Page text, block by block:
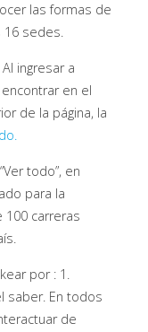
las formas de
16 sedes.
ingresar a
encontrar en el
de la página, la
todo”, en
para la
100 carreras
por : 1.
saber. En todos
de